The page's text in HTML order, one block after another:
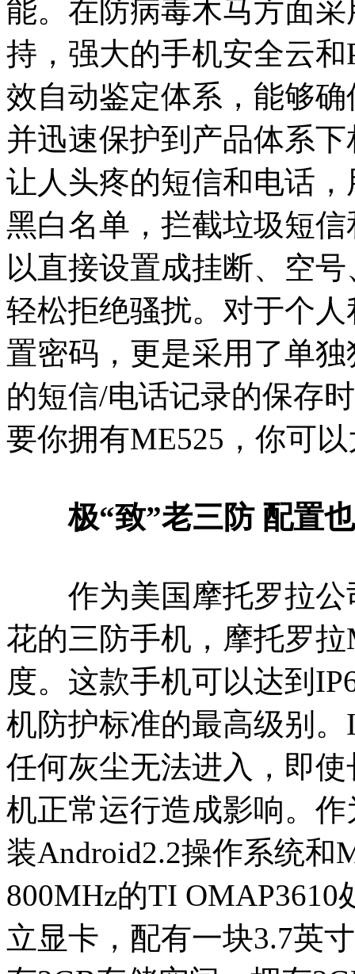
能。在防病毒木马方面
持，强大的手机安全云
效自动鉴定体系，能够
并迅速保护到产品体系
让人头疼的短信和电话
黑白名单，拦截垃圾短
以直接设置成挂断、空
轻松拒绝骚扰。对于个
置密码，更是采用了单
的短信/电话记录的保存
要你拥有ME525，你可
极“致”老三防 配置
作为美国摩托罗拉公
花的三防手机，摩托罗
度。这款手机可以达到
机防护标准的最高级别
任何灰尘无法进入，即
机正常运行造成影响。
装Android2.2操作系统和
800MHz的TI OMAP3610
立显卡，配有一块3.7英